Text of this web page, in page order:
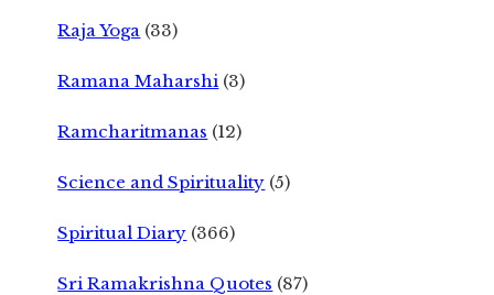
Raja Yoga (33)
Ramana Maharshi (3)
Ramcharitmanas (12)
Science and Spirituality (5)
Spiritual Diary (366)
Sri Ramakrishna Quotes (87)